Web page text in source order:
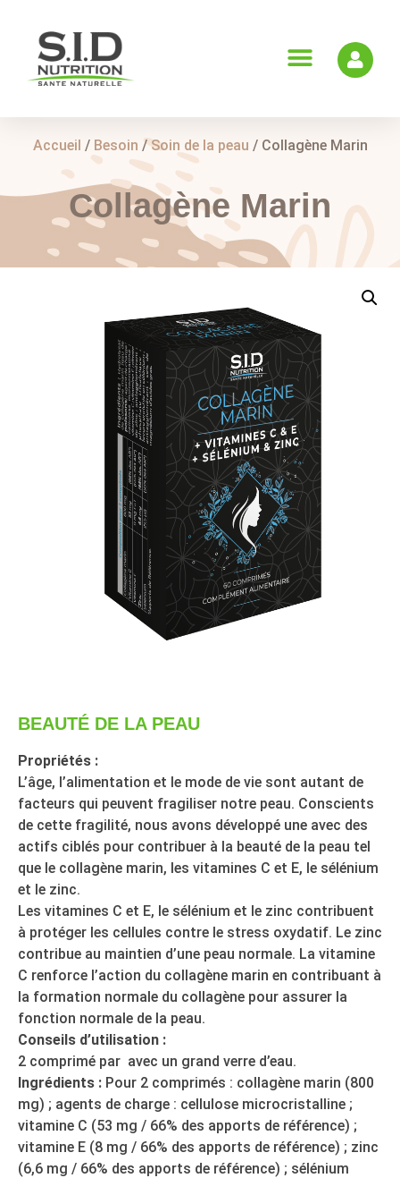
Accueil / Besoin /Soin de la peau / Collagène Marin
Collagène Marin
BEAUTÉ DE LA PEAU
Propriétés :
L’âge, l’alimentation et le mode de vie sont autant de
facteurs qui peuvent fragiliser notre peau. Conscients
de cette fragilité, nous avons développé une avec des
actifs ciblés pour contribuer à la beauté de la peau tel
que le collagène marin, les vitamines C et E, le sélénium
et le zinc.
Les vitamines C et E, le sélénium et le zinc contribuent
à protéger les cellules contre le stress oxydatif. Le zinc
contribue au maintien d’une peau normale. La vitamine
C renforce l’action du collagène marin en contribuant à
la formation normale du collagène pour assurer la
fonction normale de la peau.
Conseils d’utilisation :
2 comprimé par avec un grand verre d’eau.
Ingrédients : Pour 2 comprimés : collagène marin (800
mg) ; agents de charge : cellulose microcristalline ;
vitamine C (53 mg / 66% des apports de référence) ;
vitamine E (8 mg / 66% des apports de référence) ; zinc
(6,6 mg / 66% des apports de référence) ; sélénium